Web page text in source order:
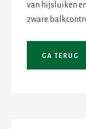
van hijsluiken
zware